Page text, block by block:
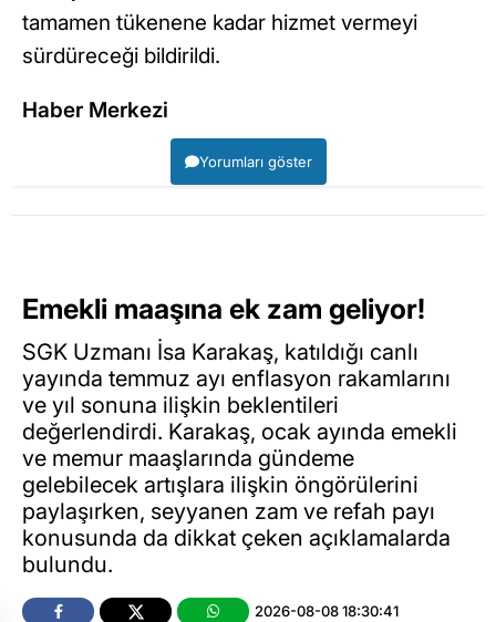
tamamen tükenene kadar hizmet vermeyi
sürdüreceği bildirildi.
Haber Merkezi
Yorumları göster
Emekli maaşına ek zam geliyor!
SGK Uzmanı İsa Karakaş, katıldığı canlı
yayında temmuz ayı enflasyon rakamlarını
ve yıl sonuna ilişkin beklentileri
değerlendirdi. Karakaş, ocak ayında emekli
ve memur maaşlarında gündeme
gelebilecek artışlara ilişkin öngörülerini
paylaşırken, seyyanen zam ve refah payı
konusunda da dikkat çeken açıklamalarda
bulundu.
2026-08-08 18:30:41